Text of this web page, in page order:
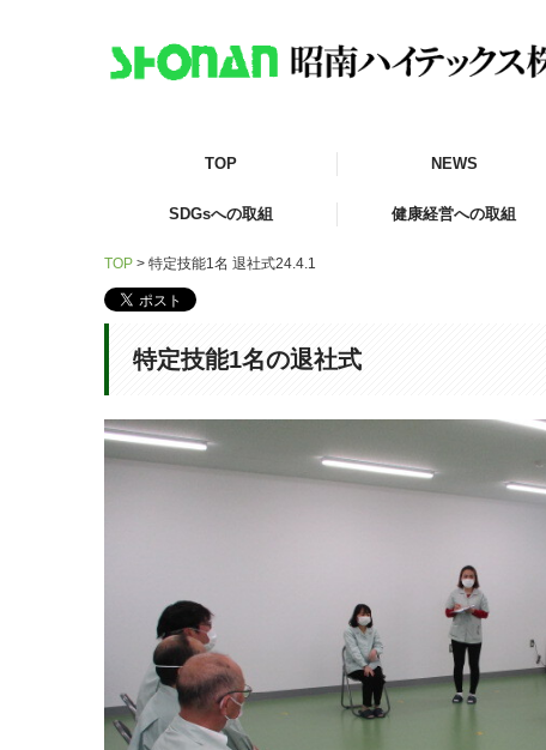
TOP NEWS
SDGsへの取組 健康経営への取組
TOP 特定技能1名 退社式24.4.1
特定技能1名の退社式